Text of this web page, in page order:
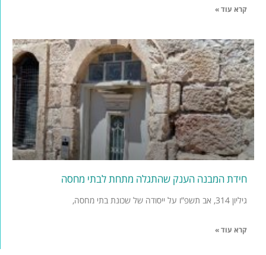
קרא עוד »
חידת המבנה הענק שהתגלה מתחת לבתי מחסה
גיליון 314, אב תשפ”ו על ייסודה של שכונת בתי מחסה,
קרא עוד »